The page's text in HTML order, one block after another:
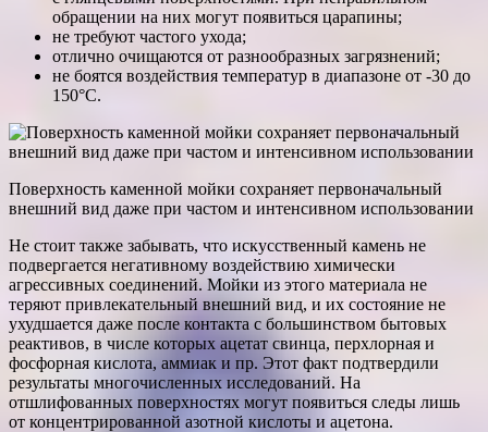
обращении на них могут появиться царапины;
не требуют частого ухода;
отлично очищаются от разнообразных загрязнений;
не боятся воздействия температур в диапазоне от -30 до
150°С.
Поверхность каменной мойки сохраняет первоначальный
внешний вид даже при частом и интенсивном использовании
Не стоит также забывать, что искусственный камень не
подвергается негативному воздействию химически
агрессивных соединений. Мойки из этого материала не
теряют привлекательный внешний вид, и их состояние не
ухудшается даже после контакта с большинством бытовых
реактивов, в числе которых ацетат свинца, перхлорная и
фосфорная кислота, аммиак и пр. Этот факт подтвердили
результаты многочисленных исследований. На
отшлифованных поверхностях могут появиться следы лишь
от концентрированной азотной кислоты и ацетона.